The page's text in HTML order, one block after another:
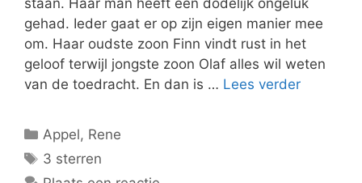
gehad. Ieder gaat er op zijn eigen manier mee
om. Haar oudste zoon Finn vindt rust in het
geloof terwijl jongste zoon Olaf alles wil weten
van de toedracht. En dan is … Lees verder
Categorieën
Appel, Rene
Tags
3 sterren